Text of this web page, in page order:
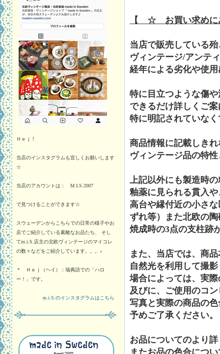
Ｈｅｊ！
当店のインスタグラムも宜しくお願いします
☆
当店のアカウントは： M.I.S.2007
で見つけることができます☆
スウェーデンからこちらでの日常の様子やお
店でご紹介している素敵なお品たち、 そし
てm.i.S.店主の北欧ヴィンテージのマイコレ
の数々などをご紹介しています。。。♪
＊ Ｈｅｊ（ヘイ）：瑞典語での「ハロ
ー！」です。
m.i.S.のインスタグラムはこちら
【 ☆ お買い求め
当店で販売している
ヴィンテージ/アンテ
経年による劣化や使
特に目立つような傷
できるだけ詳しくご
特に明記されていな
商品情報に記載しき
ヴィンテージ品の特
上記以外にも製造時
釉薬に見られる貫入
高台や縁付近の小さ
ずれ等）また北欧の
焼成時の3点の支柱跡
また、当店では、商
自然光を利用して撮
場合によっては、実
及びに、ご使用のコ
写真と実際の商品の
予めご了承ください。
お品についてのより
またお品の色合につ